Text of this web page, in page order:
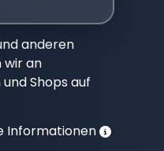
anderen
wir an
Shops auf
Informationen